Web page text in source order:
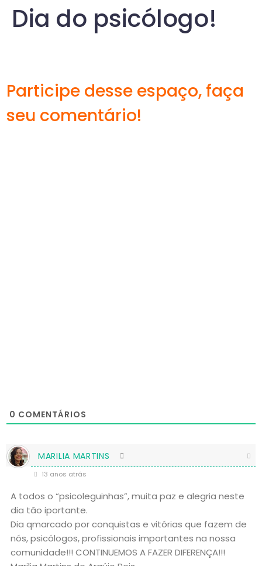
Dia do psicólogo!
Participe desse espaço, faça
seu comentário!
0 COMENTÁRIOS
MARILIA MARTINS
13 anos atrás
A todos o “psicoleguinhas”, muita paz e alegria neste
dia tão iportante.
Dia qmarcado por conquistas e vitórias que fazem de
nós, psicólogos, profissionais importantes na nossa
comunidade!!! CONTINUEMOS A FAZER DIFERENÇA!!!